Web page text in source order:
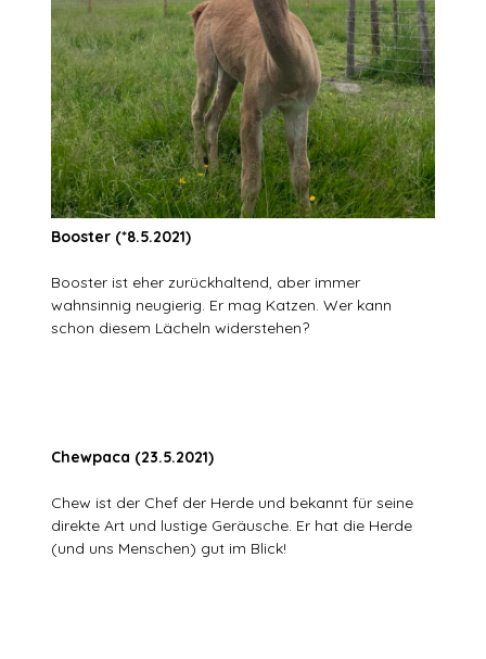
Booster (*8.5.2021)
Booster ist eher zurückhaltend, aber immer
wahnsinnig neugierig. Er mag Katzen. Wer kann
schon diesem Lächeln widerstehen?
Chewpaca (23.5.2021)
Chew ist der Chef der Herde und bekannt für seine
direkte Art und lustige Geräusche. Er hat die Herde
(und uns Menschen) gut im Blick!